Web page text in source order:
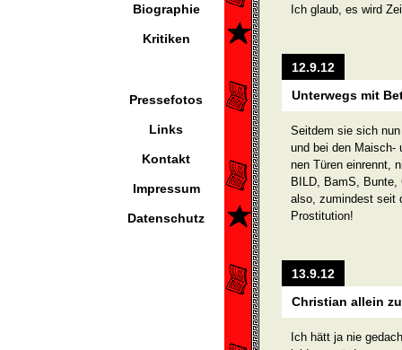
Biographie
Kritiken
Pressefotos
Links
Kontakt
Impressum
Datenschutz
Ich glaub, es wird
12.9.12
Unterwegs mit
Seitdem sie sich
und bei den Maisch-
nen Türen einrennt,
BILD, BamS,
also, zumindest seit
Prostitution!
13.9.12
Christian allein
Ich hätt ja nie